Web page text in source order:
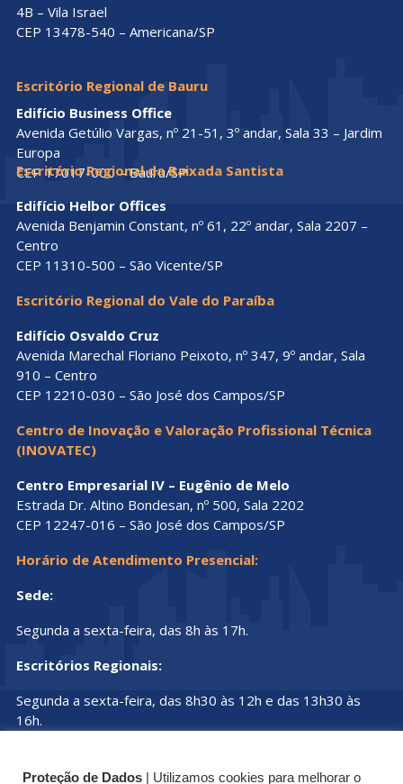
4B – Vila Israel
CEP 13478-540 – Americana/SP
Escritório Regional de Bauru
Edifício Business Office
Avenida Getúlio Vargas, nº 21-51, 3º andar, Sala 33 – Jardim
Europa
CEP 17017-000 – Bauru/SP
Escritório Regional da Baixada Santista
Edifício Helbor Offices
Avenida Benjamin Constant, nº 61, 22º andar, Sala 2207 –
Centro
CEP 11310-500 – São Vicente/SP
Escritório Regional do Vale do Paraíba
Edifício Osvaldo Cruz
Avenida Marechal Floriano Peixoto, nº 347, 9º andar, Sala
910 – Centro
CEP 12210-030 – São José dos Campos/SP
Centro de Inovação e Valoração Profissional Técnica
(INOVATEC)
Centro Empresarial IV – Eugênio de Melo
Estrada Dr. Altino Bondesan, nº 500, Sala 2202
CEP 12247-016 – São José dos Campos/SP
Horário de Atendimento Presencial:
Sede:
Segunda a sexta-feira, das 8h às 17h.
Escritórios Regionais:
Segunda a sexta-feira, das 8h30 às 12h e das 13h30 às
16h.
Proteção de Dados | Utilizamos cookies para melhorar o